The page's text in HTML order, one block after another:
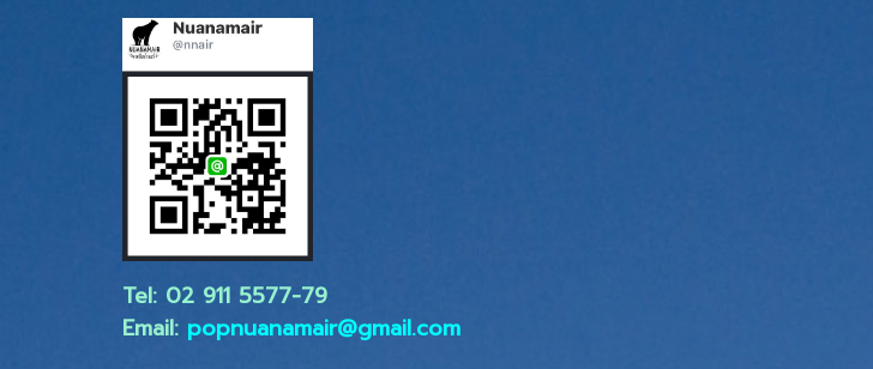
Tel: 02 ​911 5577-79
Email: popnuanamair@gmail.com